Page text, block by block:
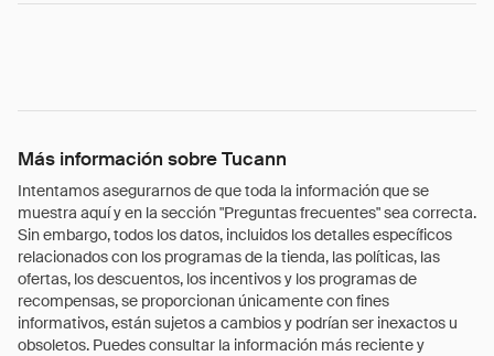
Más información sobre Tucann
Intentamos asegurarnos de que toda la información que se
muestra aquí y en la sección "Preguntas frecuentes" sea correcta.
Sin embargo, todos los datos, incluidos los detalles específicos
relacionados con los programas de la tienda, las políticas, las
ofertas, los descuentos, los incentivos y los programas de
recompensas, se proporcionan únicamente con fines
informativos, están sujetos a cambios y podrían ser inexactos u
obsoletos. Puedes consultar la información más reciente y